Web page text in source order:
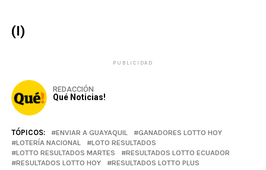
(I)
PUBLICIDAD
REDACCIÓN
Qué Noticias!
TÓPICOS: ENVIAR A GUAYAQUIL
GANADORES LOTTO HOY
LOTERÍA NACIONAL
LOTO RESULTADOS
LOTTO RESULTADOS MARTES
RESULTADOS LOTTO ECUADOR
RESULTADOS LOTTO HOY
RESULTADOS LOTTO PLUS